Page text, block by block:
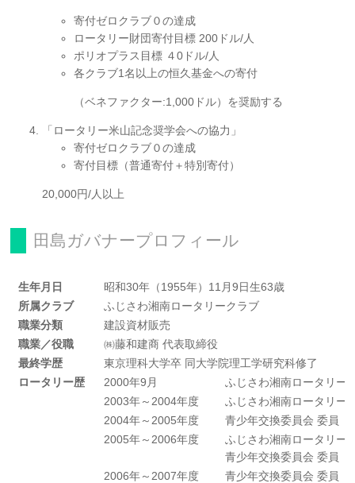
寄付ゼロクラブ０の達成
ロータリー財団寄付目標 200ドル/人
ポリオプラス目標 ４0ドル/人
各クラブ1名以上の恒久基金への寄付
（ベネファクター:1,000ドル）を奨励する
「ロータリー米山記念奨学会への協力」
寄付ゼロクラブ０の達成
寄付目標（普通寄付＋特別寄付）
20,000円/人以上
田島ガバナープロフィール
生年月日
昭和30年（1955年）11月9日生63歳
所属クラブ
ふじさわ湘南ロータリークラブ
職業分類
建設資材販売
職業／役職
㈱藤和建商 代表取締役
最終学歴
東京理科大学卒 同大学院理工学研究科修了
ロータリー歴
2000年9月
ふじさわ湘南ロータリー
2003年～2004年度
ふじさわ湘南ロータリー
2004年～2005年度
青少年交換委員会 委員
2005年～2006年度
ふじさわ湘南ロータリー
青少年交換委員会 委員
2006年～2007年度
青少年交換委員会 委員